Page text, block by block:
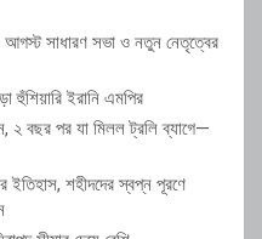
আগস্ট সাধারণ সভা ও নতুন নেতৃত্বের
হুঁশিয়ারি ইরানি এমপির
২ বছর পর যা মিলল ট্রলি ব্যাগে—
ইতিহাস, শহীদদের স্বপ্ন পূরণে